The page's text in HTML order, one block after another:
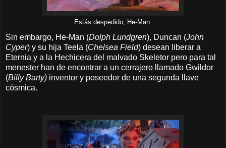
Estás despedido, He-Man.
Sin embargo, He-Man (Dolph Lundgren), Duncan (John
Cyper) y su hija Teela (Chelsea Field) desean liberar a
Eternia y a la Hechicera del malvado Skeletor pero para tal
menester han de encontrar a un cerrajero llamado Gwildor
(Billy Barty) inventor y poseedor de una segunda llave
cósmica.